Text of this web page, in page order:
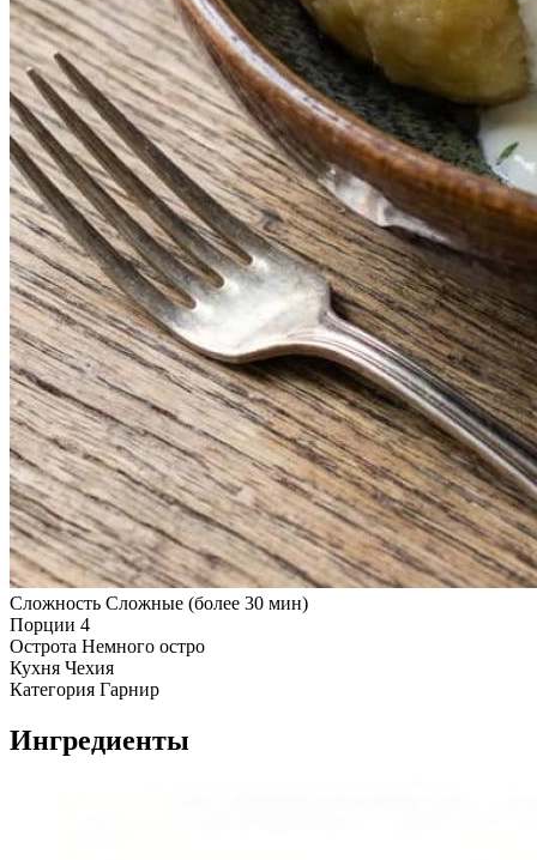
Сложность Сложные (более 30 мин)
Порции 4
Острота Немного остро
Кухня Чехия
Категория Гарнир
Ингредиенты